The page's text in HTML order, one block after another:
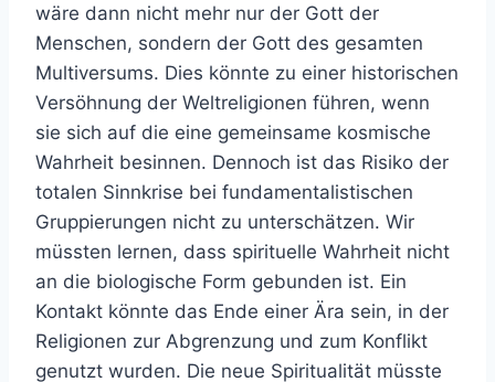
wäre dann nicht mehr nur der Gott der
Menschen, sondern der Gott des gesamten
Multiversums. Dies könnte zu einer historischen
Versöhnung der Weltreligionen führen, wenn
sie sich auf die eine gemeinsame kosmische
Wahrheit besinnen. Dennoch ist das Risiko der
totalen Sinnkrise bei fundamentalistischen
Gruppierungen nicht zu unterschätzen. Wir
müssten lernen, dass spirituelle Wahrheit nicht
an die biologische Form gebunden ist. Ein
Kontakt könnte das Ende einer Ära sein, in der
Religionen zur Abgrenzung und zum Konflikt
genutzt wurden. Die neue Spiritualität müsste